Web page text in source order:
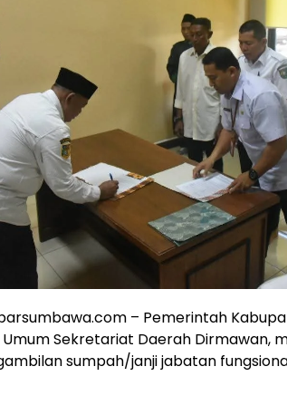
– Pemerintah
Sekretariat Daerah Dirmawan,
sumpah/janji jabatan